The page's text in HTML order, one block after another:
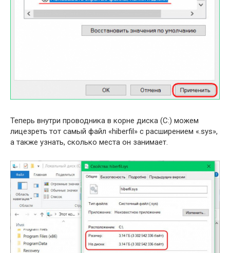
Теперь внутри проводника в корне диска (C:) можем
лицезреть тот самый файл «hiberfil» с расширением «.sys»,
а также узнать, сколько места он занимает.